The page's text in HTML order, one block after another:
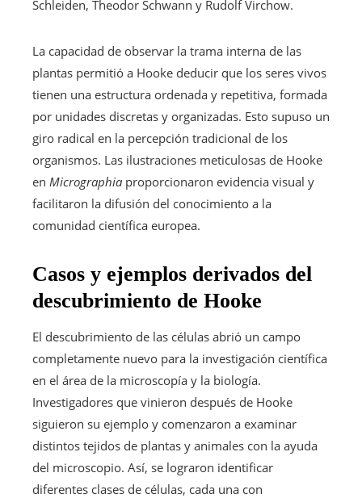
Schleiden, Theodor Schwann y Rudolf Virchow.
La capacidad de observar la trama interna de las
plantas permitió a Hooke deducir que los seres vivos
tienen una estructura ordenada y repetitiva, formada
por unidades discretas y organizadas. Esto supuso un
giro radical en la percepción tradicional de los
organismos. Las ilustraciones meticulosas de Hooke
en Micrographia proporcionaron evidencia visual y
facilitaron la difusión del conocimiento a la
comunidad científica europea.
Casos y ejemplos derivados del
descubrimiento de Hooke
El descubrimiento de las células abrió un campo
completamente nuevo para la investigación científica
en el área de la microscopía y la biología.
Investigadores que vinieron después de Hooke
siguieron su ejemplo y comenzaron a examinar
distintos tejidos de plantas y animales con la ayuda
del microscopio. Así, se lograron identificar
diferentes clases de células, cada una con